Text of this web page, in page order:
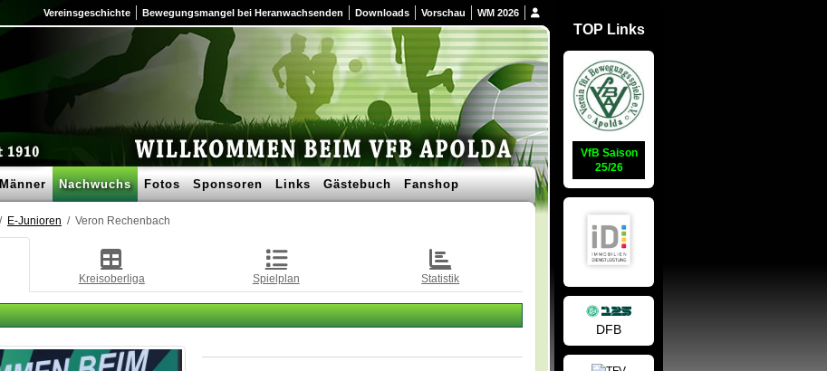
Vereinsgeschichte Bewegungsmangel bei Heranwachsenden Downloads Vorschau WM 2026
Männer Nachwuchs Fotos Sponsoren Links Gästebuch Fanshop
E-Junioren Veron Rechenbach
Kreisoberliga Spielplan Statistik
TOP Links
VfB Saison
25/26
DFB